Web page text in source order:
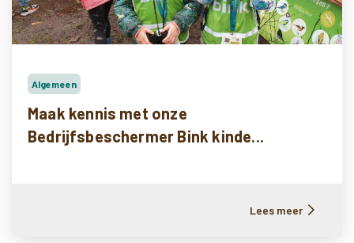
Algemeen
Maak kennis met onze
Bedrijfsbeschermer Bink kinde...
Lees meer